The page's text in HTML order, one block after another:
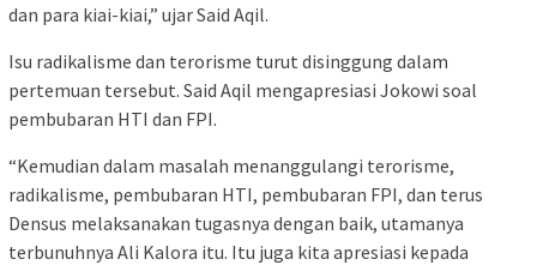
dan para kiai-kiai,” ujar Said Aqil.
Isu radikalisme dan terorisme turut disinggung dalam
pertemuan tersebut. Said Aqil mengapresiasi Jokowi soal
pembubaran HTI dan FPI.
“Kemudian dalam masalah menanggulangi terorisme,
radikalisme, pembubaran HTI, pembubaran FPI, dan terus
Densus melaksanakan tugasnya dengan baik, utamanya
terbunuhnya Ali Kalora itu. Itu juga kita apresiasi kepada